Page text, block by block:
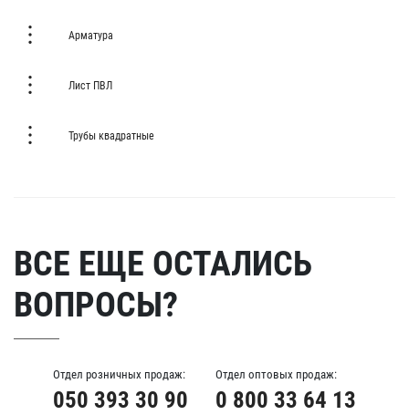
Арматура
Лист ПВЛ
Трубы квадратные
ВСЕ ЕЩЕ ОСТАЛИСЬ
ВОПРОСЫ?
Отдел розничных продаж:
050 393 30 90
Отдел оптовых продаж:
0 800 33 64 13